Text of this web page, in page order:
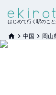
はじめて行く駅のこ
中国 岡山